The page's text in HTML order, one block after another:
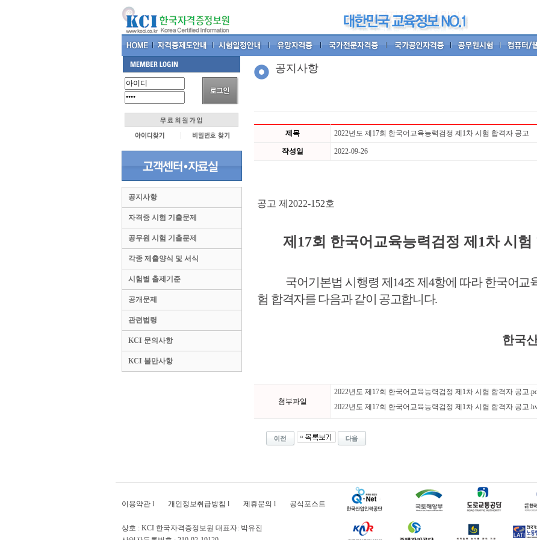
공지사항
자격증 시험 기출문제
공무원 시험 기출문제
각종 제출양식 및 서식
시험별 출제기준
공개문제
관련법령
KCI 문의사항
KCI 불만사항
공지사항
제목 2022년도 제17회 한국어교육능력검정 제1차 시험 합격자 공고
작성일 2022-09-26
공고 제 2022-152호
제17회 한국어교육능력검정 제1차 시험
국어기본법 시행령 제 14조 제4항에 따라 한국어교
험 합격자를 다음과 같이 공고합니다.
한국
첨부파일
2022년도 제17회 한국어교육능력검정 제1차 시험 합격자 공고
2022년도 제17회 한국어교육능력검정 제1차 시험 합격자 공고
이용약관 l 개인정보취급방침 l 제휴문의 l 공식포스트
상호 : KCI 한국자격증정보원 대표자: 박유진